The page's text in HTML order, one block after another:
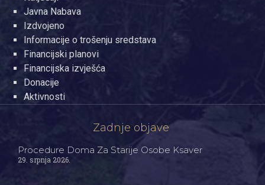
Javna Nabava
Izdvojeno
Informacije o trošenju sredstava
Financijski planovi
Financijska izvješća
Donacije
Aktivnosti
Zadnje objave
Procedure Doma Za Starije Osobe Ksaver
29. srpnja 2026.